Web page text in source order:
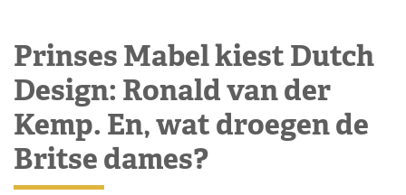
Prinses Mabel kiest Dutch
Design: Ronald van der
Kemp. En, wat droegen de
Britse dames?